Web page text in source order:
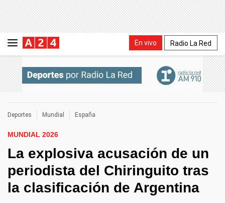
En vivo Radio La Red
Deportes Mundial España
MUNDIAL 2026
La explosiva acusación de un
periodista del Chiringuito tras
la clasificación de Argentina